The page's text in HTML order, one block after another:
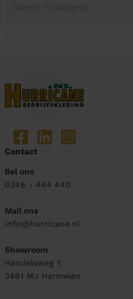
Contact
Bel ons
0348 - 444 440
Mail ons
info@hurricane.nl
Showroom
Handelsweg 1
3481 MJ Harmelen